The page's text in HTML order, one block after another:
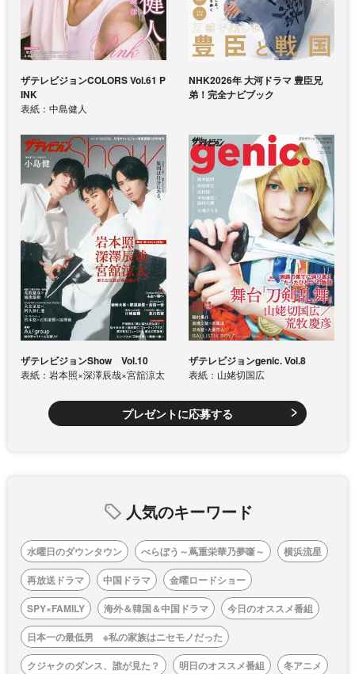
ザテレビジョンCOLORS Vol.61 P
INK
表紙：中島健人
NHK2026年 大河ドラマ 豊臣兄
弟！完全ナビブック
ザテレビジョンShow Vol.10
表紙：岩本照×深澤辰哉×宮舘涼太
ザテレビジョンgenic. Vol.8
表紙：山姥切国広
プレゼントに応募する
人気のキーワード
水曜日のダウンタウン べらぼう～蔦重栄華乃夢噺～
横浜流星
再放送ドラマ
中国ドラマ
金曜ロードショー
SPY×FAMILY
海外＆韓国＆中国ドラマ
今日のオススメ番組
日本一の最低男 ※私の家族はニセモノだった
クジャクのダンス、誰が見た？
明日のオススメ番組
冬アニメ